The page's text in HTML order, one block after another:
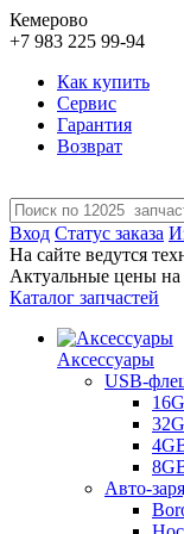
Кемерово
+7 983 225 99-94
Как купить
Сервис
Гарантия
Возврат
Вход Статус заказа
На сайте ведутся
Актуальные цены на
Каталог запчастей
Аксессуары
USB-
Авто-